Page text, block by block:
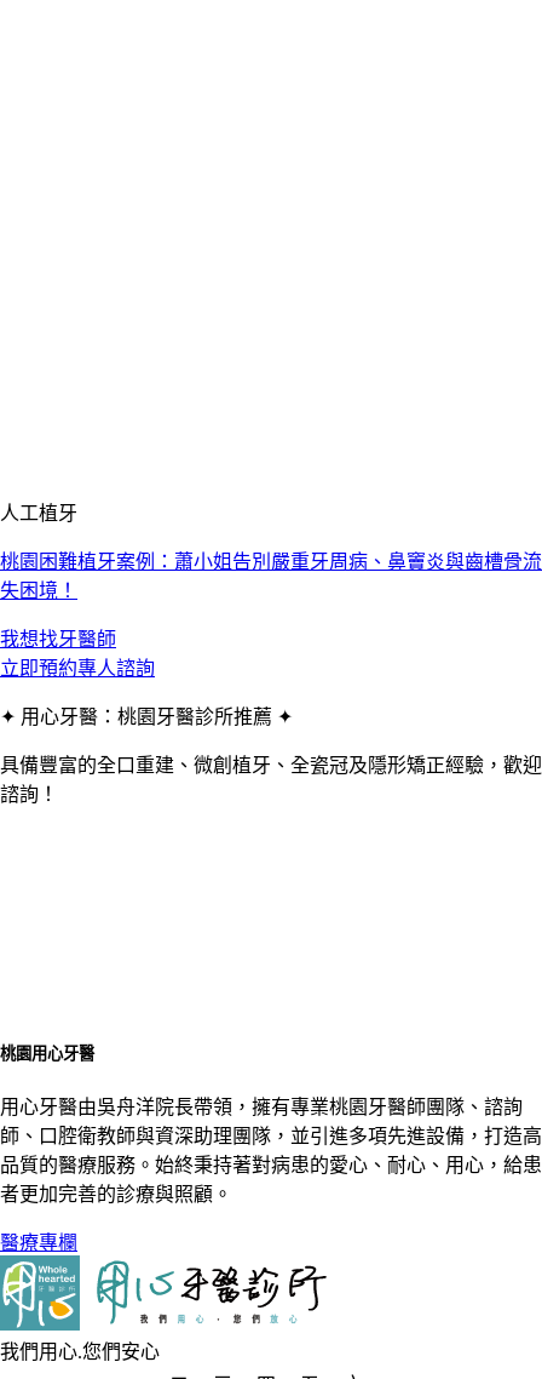
人工植牙
桃園困難植牙案例：蕭小姐告別嚴重牙周病、鼻竇炎與齒槽骨流
失困境！
我想找牙醫師
立即預約專人諮詢
✦ 用心牙醫：桃園牙醫診所推薦 ✦
具備豐富的全口重建、微創植牙、全瓷冠及隱形矯正經驗，歡迎
諮詢！
桃園用心牙醫
用心牙醫由吳舟洋院長帶領，擁有專業桃園牙醫師團隊、諮詢
師、口腔衛教師與資深助理團隊，並引進多項先進設備，打造高
品質的醫療服務。始終秉持著對病患的愛心、耐心、用心，給患
者更加完善的診療與照顧。
醫療專欄
我們用心.您們安心